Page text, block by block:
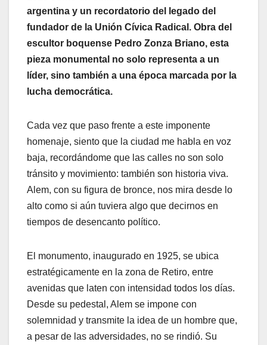
argentina y un recordatorio del legado del
fundador de la Unión Cívica Radical. Obra del
escultor boquense Pedro Zonza Briano, esta
pieza monumental no solo representa a un
líder, sino también a una época marcada por la
lucha democrática.
Cada vez que paso frente a este imponente
homenaje, siento que la ciudad me habla en voz
baja, recordándome que las calles no son solo
tránsito y movimiento: también son historia viva.
Alem, con su figura de bronce, nos mira desde lo
alto como si aún tuviera algo que decirnos en
tiempos de desencanto político.
El monumento, inaugurado en 1925, se ubica
estratégicamente en la zona de Retiro, entre
avenidas que laten con intensidad todos los días.
Desde su pedestal, Alem se impone con
solemnidad y transmite la idea de un hombre que,
a pesar de las adversidades, no se rindió. Su